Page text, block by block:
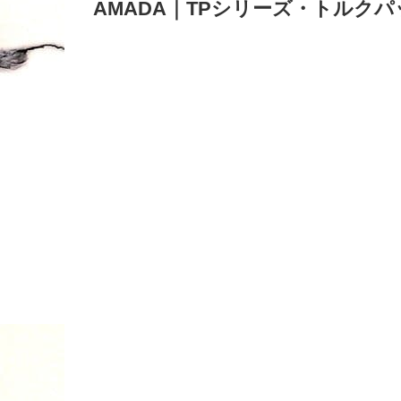
AMADA｜TPシリーズ・トルク